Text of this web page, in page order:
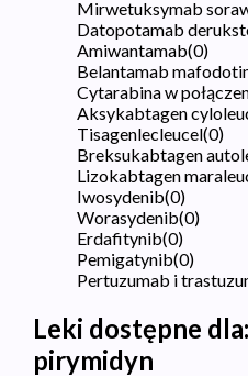
Mirwetuksymab
Datopotamab
Amiwantamab(0)
Belantamab
Cytarabina w
Aksykabtagen
Tisagenlecleucel(0)
Breksukabtagen
Lizokabtagen
Iwosydenib(0)
Worasydenib(0)
Erdafitynib(0)
Pemigatynib(0)
Pertuzumab i
Leki dostępne dla:
pirymidyn